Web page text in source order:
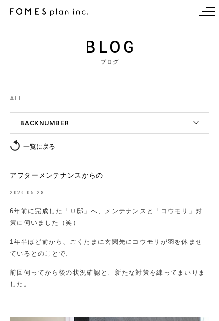
BLOG
ブログ
ALL
BACKNUMBER
一覧に戻る
アフターメンテナンスからの
2020.05.28
6年前に完成した「Ｕ邸」へ、メンテナンスと「コウモリ」対
策に伺いました（笑）
1年半ほど前から、ごくたまに玄関先にコウモリが羽を休ませ
ているとのことで、
前回伺ってから後の状況確認と、新たな対策を練ってまいりま
した。